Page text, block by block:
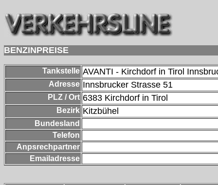
BENZINPREISE
Tankstelle AVANTI - Kirchdorf in Tirol
Adresse Innsbrucker Strasse 51
PLZ / Ort 6383 Kirchdorf in Tirol
Bezirk Kitzbühel
Bundesland
Telefon
Anpsrechpartner
Emailadresse